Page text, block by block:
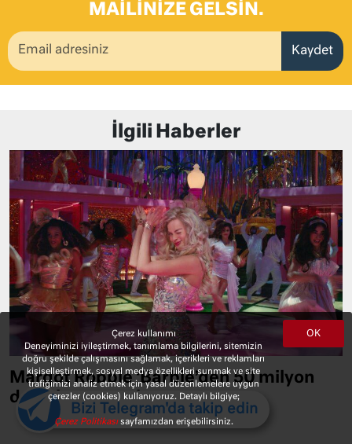
MAILINIZE GELSIN.
Kaydet
İlgili Haberler
Margot Robbie ‘Barbie’den 50 milyon
dolar kazanacak
OK
Çerez kullanımı
Deneyiminizi iyileştirmek, tanımlama bilgilerini, sitemizin
doğru şekilde çalışmasını sağlamak, içerikleri ve reklamları
kişiselleştirmek, sosyal medya özellikleri sunmak ve site
trafiğimizi analiz etmek için yasal düzenlemelere uygun
çerezler (cookies) kullanıyoruz. Detaylı bilgiye;
Çerez Politikasısayfamızdan erişebilirsiniz.
Bizi Telegram'da takip edin